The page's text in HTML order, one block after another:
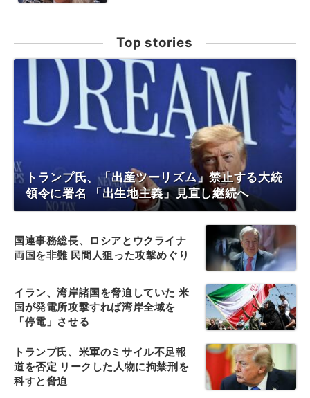
Top stories
トランプ氏、「出産ツーリズム」禁止する大統
領令に署名 「出生地主義」見直し継続へ
国連事務総長、ロシアとウクライナ
両国を非難 民間人狙った攻撃めぐり
イラン、湾岸諸国を脅迫していた 米
国が発電所攻撃すれば湾岸全域を
「停電」させる
トランプ氏、米軍のミサイル不足報
道を否定 リークした人物に拘禁刑を
科すと脅迫